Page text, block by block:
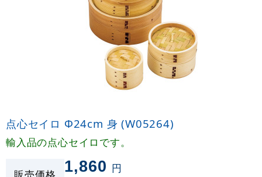
点心セイロ Φ24cm 身 (W05264)
輸入品の点心セイロです。
1,860 円